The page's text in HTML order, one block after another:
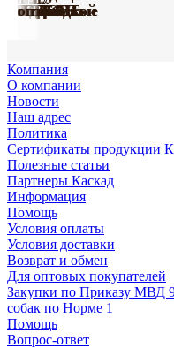
Farm
«ПРОФИ»
Люкс»
капроновые
«Марли»
«Марли»
подкладкой
«УРБАН»
«СПОРТ»
оптом
оптом
оптом
Компания
О компании
Новости
Наш адрес
Политика
Сертификаты продукции
Полезные статьи
Партнеры Каскад
Информация
Помощь
Условия оплаты
Условия доставки
Возврат и обмен
Для оптовых покупателей
Закупки по Приказу МВД
собак по Норме 1
Помощь
Вопрос-ответ